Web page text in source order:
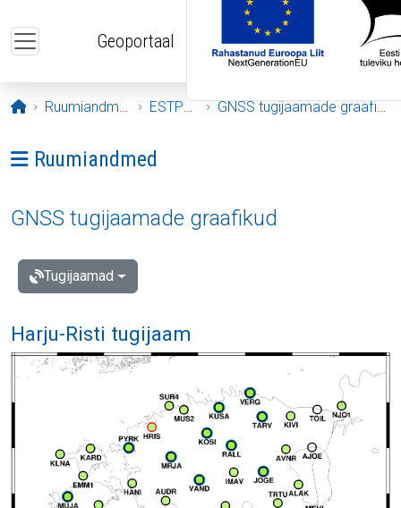
Geoportaal
Avaleht
Ruumiandmed ESTPOS GNSS tugijaamade graafikud
Ava menüü: Ruumiandmed
Ruumiandmed
GNSS tugijaamade graafikud
Tugijaamad
Harju-Risti tugijaam